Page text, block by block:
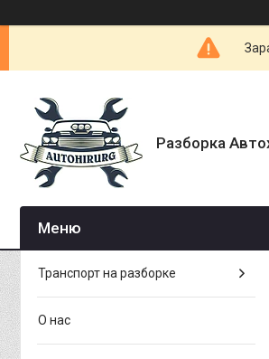
Разборка
Транспорт на разборке
О нас